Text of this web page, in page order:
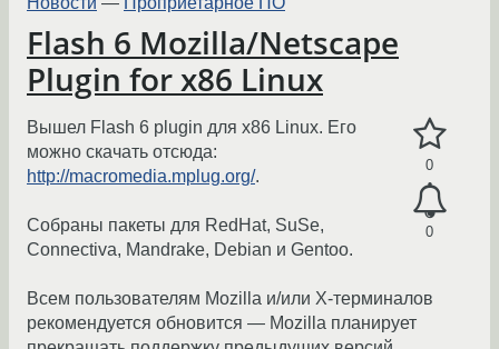
Flash 6 Mozilla/Netscape
Plugin for x86 Linux
0
0
Вышел Flash 6 plugin для x86 Linux. Его
можно скачать отсюда:
http://macromedia.mplug.org/.
Собраны пакеты для RedHat, SuSe,
Connectiva, Mandrake, Debian и Gentoo.
Всем пользователям Mozilla и/или X-терминалов
рекомендуется обновится — Mozilla планирует